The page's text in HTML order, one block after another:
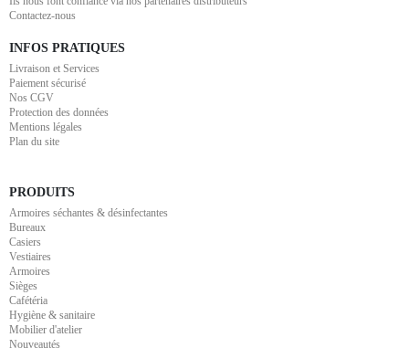
Contactez-nous
INFOS PRATIQUES
Livraison et Services
Paiement sécurisé
Nos CGV
Protection des données
Mentions légales
Plan du site
PRODUITS
Armoires séchantes & désinfectantes
Bureaux
Casiers
Vestiaires
Armoires
Sièges
Cafétéria
Hygiène & sanitaire
Mobilier d'atelier
Nouveautés